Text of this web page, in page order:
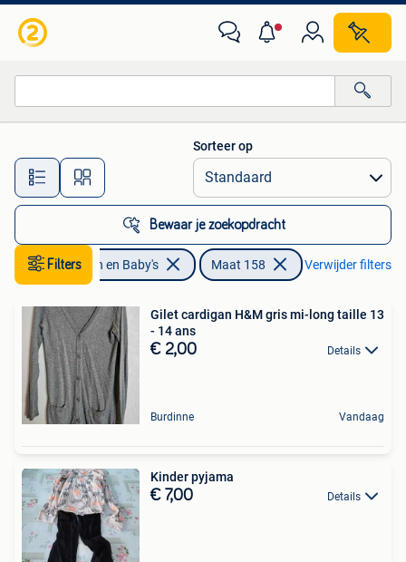
Alle afstanden…
Sorteer op
Bewaar je zoekopdracht
Filters
Kinderen en Baby's Maat 158 Verwijder filters
Gilet cardigan H&M gris mi-long taille 13
- 14 ans
€ 2,00 Details
Burdinne Vandaag
Kinder pyjama
€ 7,00 Details